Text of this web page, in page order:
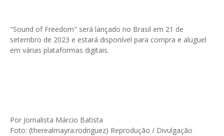
"Sound of Freedom" será lançado no Brasil em 21 de
setembro de 2023 e estará disponível para compra e aluguel
em várias plataformas digitais.
Por Jornalista Márcio Batista
Foto: (therealmayra.rodriguez) Reprodução / Divulgação